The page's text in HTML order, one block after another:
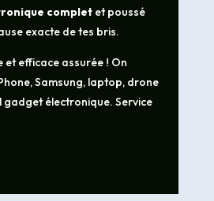
completet poussé
exacte de tes bris.
et efficace assurée ! On
Samsung, laptop, drone
gadget électronique. Service